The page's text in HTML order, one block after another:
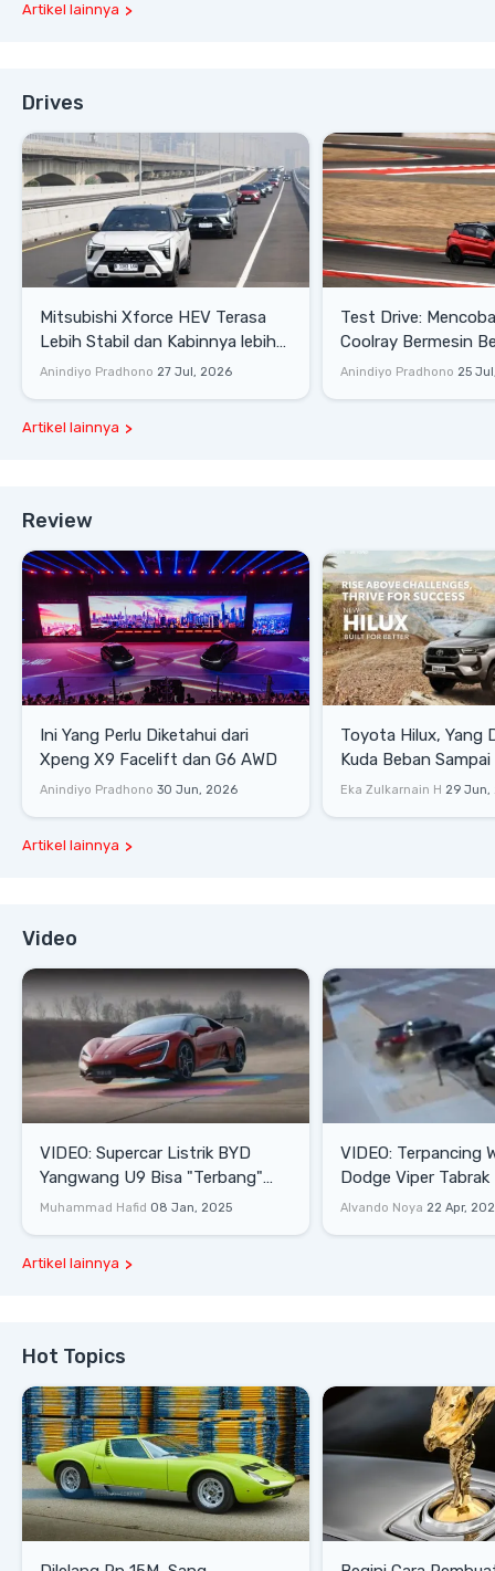
Artikel lainnya
Drives
Mitsubishi Xforce HEV Terasa
Lebih Stabil dan Kabinnya lebih
Senyap
Anindiyo Pradhono 27 Jul, 2026
Test Drive: Mencoba Geely
Coolray Bermesin
di Sirkuit Mandalika
Anindiyo Pradhono 25
Artikel lainnya
Review
Ini Yang Perlu Diketahui dari
Xpeng X9 Facelift dan G6 AWD
Anindiyo Pradhono 30 Jun, 2026
Toyota Hilux, Yang
Kuda Beban
Lifestyle
Eka Zulkarnain H 29 Jun,
Artikel lainnya
Video
VIDEO: Supercar Listrik BYD
Yangwang U9 Bisa "Terbang"
Lewati Rintangan
Muhammad Hafid 08 Jan, 2025
VIDEO: Terpancing
Dodge Viper Tabrak
Saat Burnout
Alvando Noya 22 Apr,
Artikel lainnya
Hot Topics